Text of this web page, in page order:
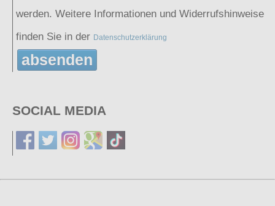
werden. Weitere Informationen und Widerrufshinweise
finden Sie in der Datenschutzerklärung
absenden
SOCIAL MEDIA